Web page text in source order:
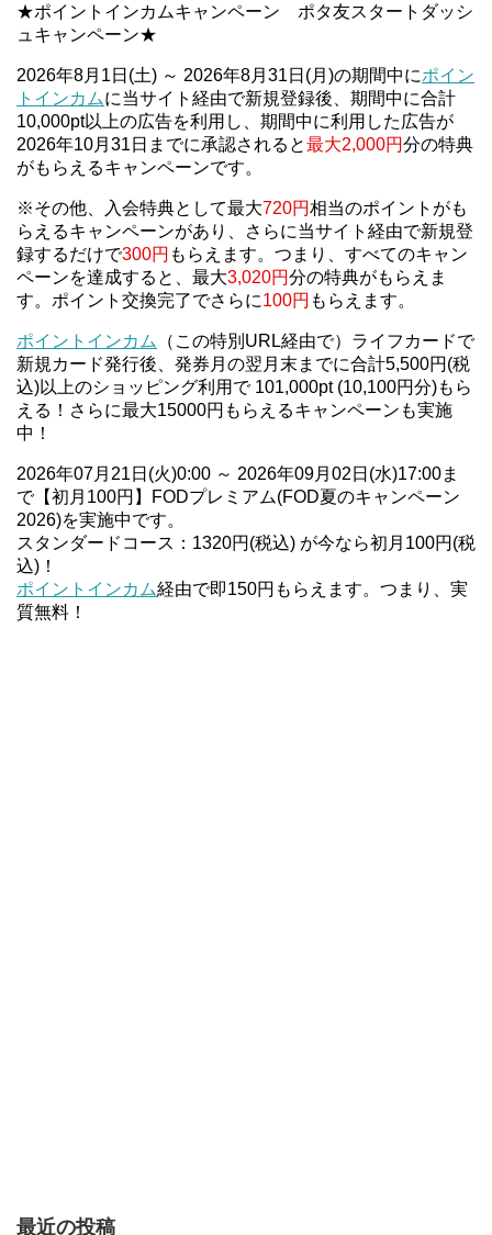
★ポイントインカムキャンペーン ポタ友スタートダッシ
ュキャンペーン★
2026年8月1日(土) ～ 2026年8月31日(月)の期間中にポイン
トインカムに当サイト経由で新規登録後、期間中に合計
10,000pt以上の広告を利用し、期間中に利用した広告が
2026年10月31日までに承認されると最大2,000円分の特典
がもらえるキャンペーンです。
※その他、入会特典として最大720円相当のポイントがも
らえるキャンペーンがあり、さらに当サイト経由で新規登
録するだけで300円 もらえます。つまり、すべてのキャン
ペーンを達成すると、最大3,020円分の特典がもらえま
す。ポイント交換完了でさらに100円 もらえます。
ポイントインカム
（この特別URL経由で）ライフカードで
新規カード発行後、発券月の翌月末までに合計5,500円(税
込)以上のショッピング利用で 101,000pt (10,100円分)もら
える！さらに最大15000円もらえるキャンペーンも実施
中！
2026年07月21日(火)0:00 ～ 2026年09月02日(水)17:00ま
で【初月100円】FODプレミアム(FOD夏のキャンペーン
2026)を実施中です。
スタンダードコース：1320円(税込) が今なら初月100円(税
込)！
ポイントインカム経由で即150円もらえます。つまり、実
質無料！
最近の投稿